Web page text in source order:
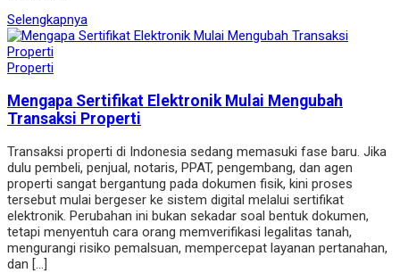
Selengkapnya
Properti
Mengapa Sertifikat Elektronik Mulai Mengubah
Transaksi Properti
Transaksi properti di Indonesia sedang memasuki fase baru. Jika
dulu pembeli, penjual, notaris, PPAT, pengembang, dan agen
properti sangat bergantung pada dokumen fisik, kini proses
tersebut mulai bergeser ke sistem digital melalui sertifikat
elektronik. Perubahan ini bukan sekadar soal bentuk dokumen,
tetapi menyentuh cara orang memverifikasi legalitas tanah,
mengurangi risiko pemalsuan, mempercepat layanan pertanahan,
dan […]